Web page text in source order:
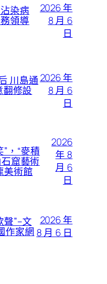
染病
領導
2026 年
8 月 6
日
川島通
翻修設
2026 年
8 月 6
日
，“麥積
窟藝術
美術館
2026
年 8
月 6
日
”–文
作家網
2026 年
8 月 6 日